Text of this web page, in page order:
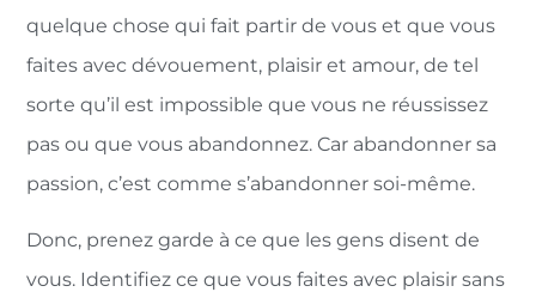
quelque chose qui fait partir de vous et que vous
faites avec dévouement, plaisir et amour, de tel
sorte qu’il est impossible que vous ne réussissez
pas ou que vous abandonnez. Car abandonner sa
passion, c’est comme s’abandonner soi-même.
Donc, prenez garde à ce que les gens disent de
vous. Identifiez ce que vous faites avec plaisir sans